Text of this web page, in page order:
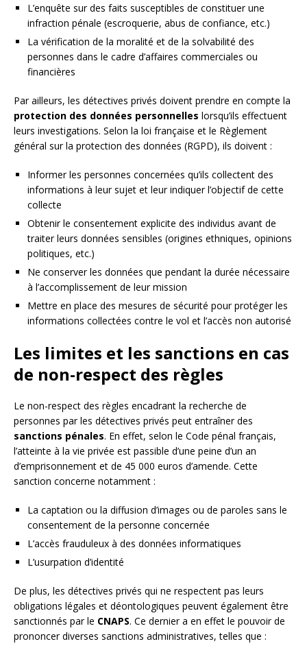
L’enquête sur des faits susceptibles de constituer une
infraction pénale (escroquerie, abus de confiance, etc.)
La vérification de la moralité et de la solvabilité des
personnes dans le cadre d’affaires commerciales ou
financières
Par ailleurs, les détectives privés doivent prendre en compte la
protection des données personnelles lorsqu’ils effectuent
leurs investigations. Selon la loi française et le Règlement
général sur la protection des données (RGPD), ils doivent :
Informer les personnes concernées qu’ils collectent des
informations à leur sujet et leur indiquer l’objectif de cette
collecte
Obtenir le consentement explicite des individus avant de
traiter leurs données sensibles (origines ethniques, opinions
politiques, etc.)
Ne conserver les données que pendant la durée nécessaire
à l’accomplissement de leur mission
Mettre en place des mesures de sécurité pour protéger les
informations collectées contre le vol et l’accès non autorisé
Les limites et les sanctions en cas
de non-respect des règles
Le non-respect des règles encadrant la recherche de
personnes par les détectives privés peut entraîner des
sanctions pénales. En effet, selon le Code pénal français,
l’atteinte à la vie privée est passible d’une peine d’un an
d’emprisonnement et de 45 000 euros d’amende. Cette
sanction concerne notamment :
La captation ou la diffusion d’images ou de paroles sans le
consentement de la personne concernée
L’accès frauduleux à des données informatiques
L’usurpation d’identité
De plus, les détectives privés qui ne respectent pas leurs
obligations légales et déontologiques peuvent également être
sanctionnés par le CNAPS. Ce dernier a en effet le pouvoir de
prononcer diverses sanctions administratives, telles que :